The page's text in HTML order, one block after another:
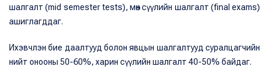
шалгалт (mid semester tests), мөн сүүлийн шалгалт (final exams)
ашиглагддаг.
Ихэвчлэн бие даалтууд болон явцын шалгалтууд суралцагчийн
нийт онооны 50-60%, харин сүүлийн шалгалт 40-50% байдаг.